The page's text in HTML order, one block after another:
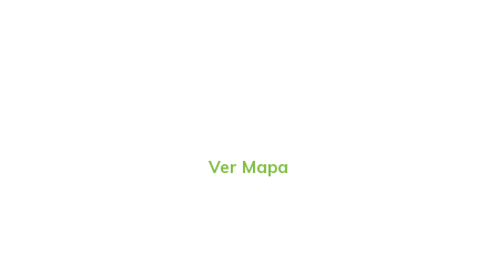
Ver Mapa